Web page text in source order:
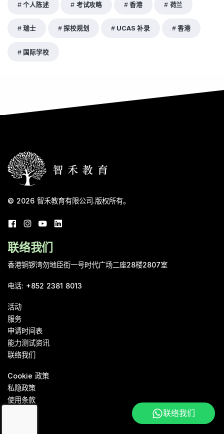
个人陈述 考试攻略 香港 荷兰
瑞士 探校规划 UCAS 补录 香港
国际学校
© 2026 智禾教育有限公司.版权所有。
联络我们
香港铜锣湾勿地臣街一号时代广场二座28楼2807室
电话: +852 2381 8013
活动
服务
申请时间表
能力测试资讯
联络我们
Cookie 政策
私隐政策
使用条款
联络我们